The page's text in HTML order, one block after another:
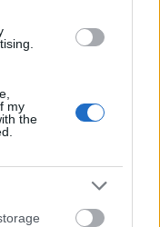
my
the
fordítható
Zrt.
a
és a Nemzeti
az évben
turisztikai